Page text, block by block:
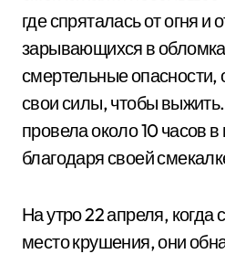
где спряталась от огня и
зарывающихся в
смертельные опасности,
свои силы, чтобы
провела около 10 часов
благодаря своей
На утро 22 апреля,
место крушения, они